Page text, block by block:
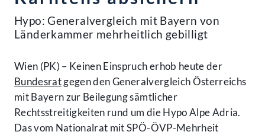
Hypo: Generalvergleich mit Bayern von
Länderkammer mehrheitlich gebilligt
Wien (PK) – Keinen Einspruch erhob heute der
Bundesratgegen den Generalvergleich Österreichs
mit Bayern zur Beilegung sämtlicher
Rechtsstreitigkeiten rund um die Hypo Alpe Adria.
Das vom Nationalrat mit SPÖ-ÖVP-Mehrheit